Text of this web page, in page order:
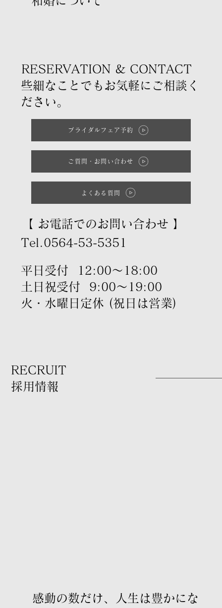
感動の数だけ、人生は豊かにな
RECRUIT
採用情報
些細なことでもお気軽にご相談く
ださい。
RESERVATION & CONTACT
ブライダルフェア予約
ご質問・お問い合わせ
よくある質問
【 お電話でのお問い合わせ 】
Tel.0564-53-5351
平日受付 12:00～18:00
土日祝受付 9:00～19:00
火・水曜日定休 (祝日は営業)